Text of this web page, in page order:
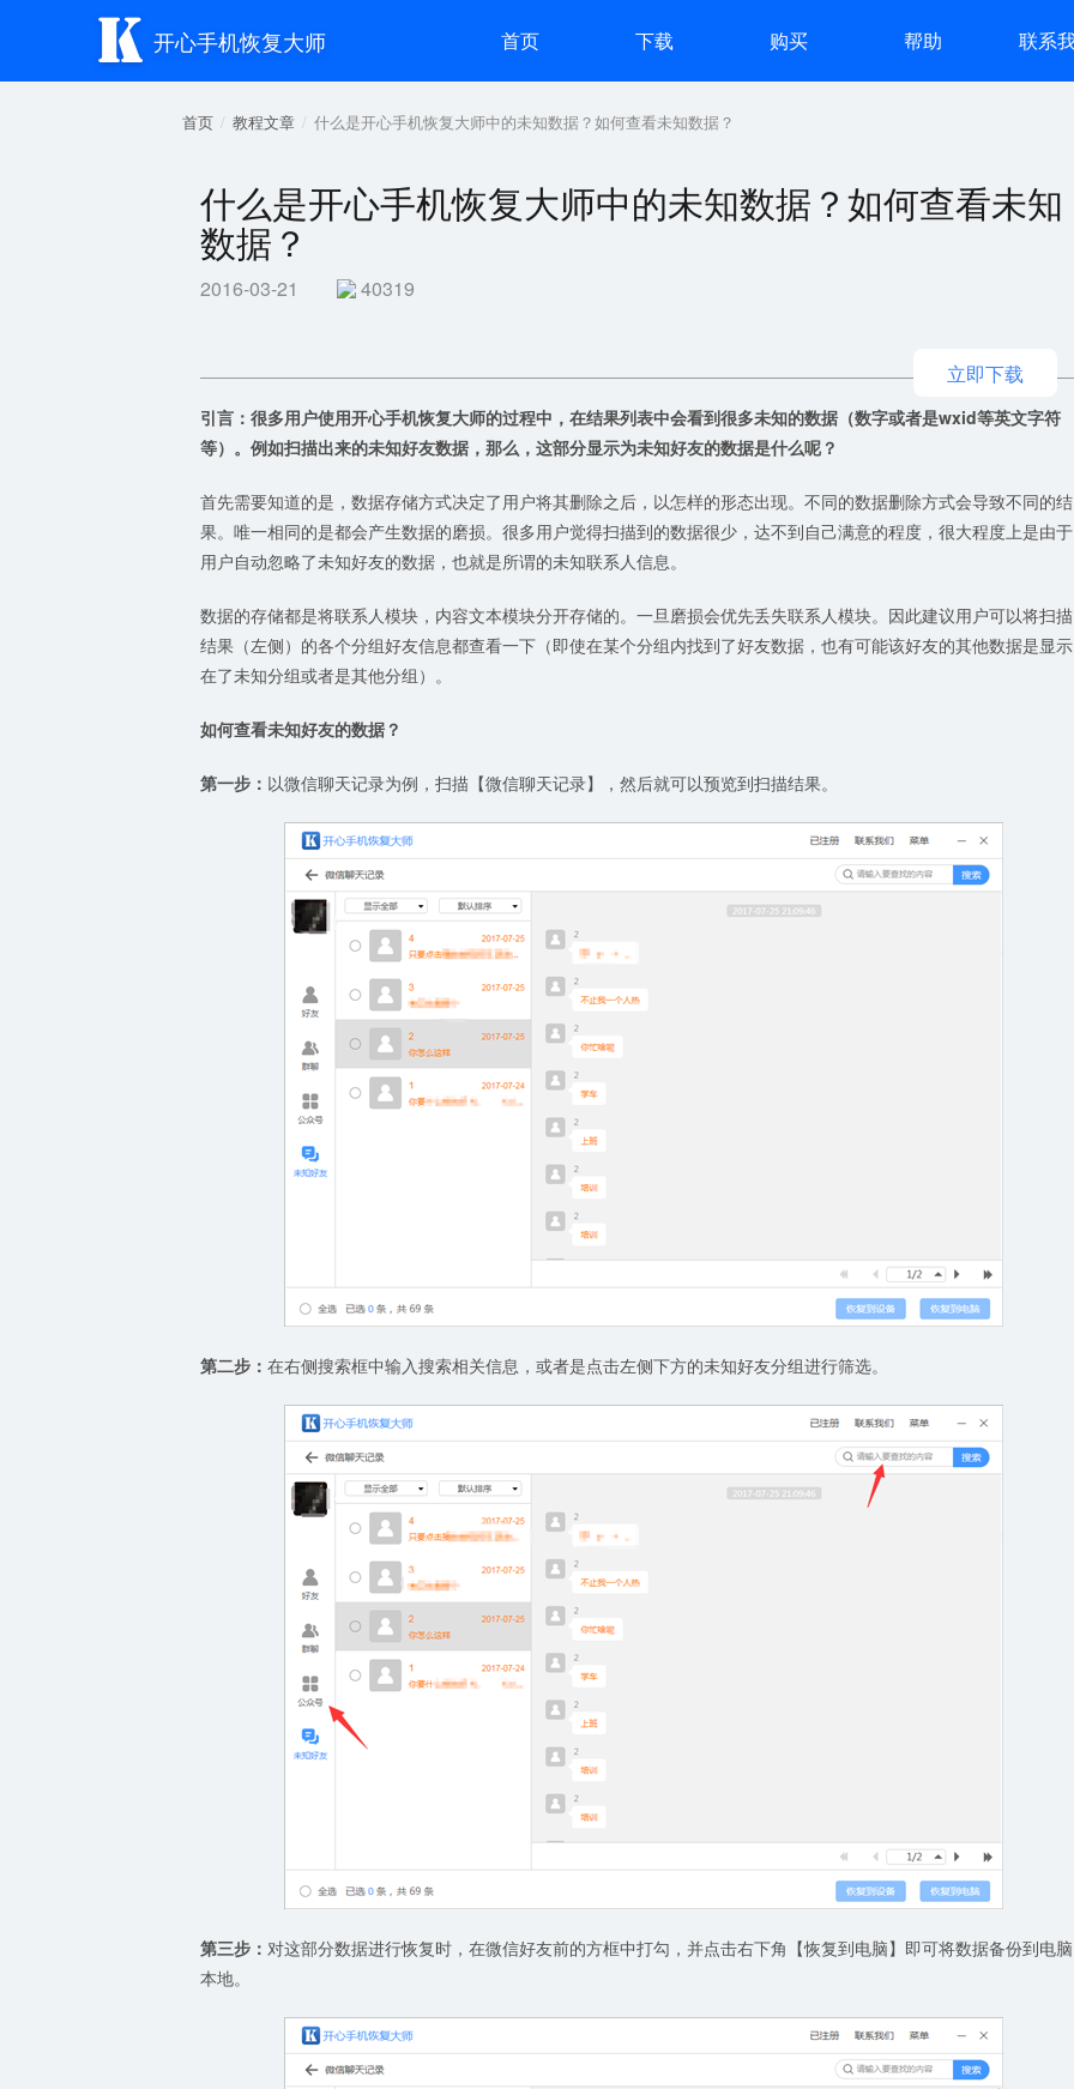
 开心手机恢复大师 首页 下载 购买 帮助 联系
首页 教程文章 什么是开心手机恢复大师中的未知数据？如何查看未知数据？
什么是开心手机恢复大师中的未知数据？如何查看未知
数据？
2016-03-21 40319
立即下载
引言：很多用户使用开心手机恢复大师的过程中，在结果列表中会看到很多未知的数据（数字或者是wxid等英文字符
等）。例如扫描出来的未知好友数据，那么，这部分显示为未知好友的数据是什么呢？
首先需要知道的是，数据存储方式决定了用户将其删除之后，以怎样的形态出现。不同的数据删除方式会导致不同的结
果。唯一相同的是都会产生数据的磨损。很多用户觉得扫描到的数据很少，达不到自己满意的程度，很大程度上是由于
用户自动忽略了未知好友的数据，也就是所谓的未知联系人信息。
数据的存储都是将联系人模块，内容文本模块分开存储的。一旦磨损会优先丢失联系人模块。因此建议用户可以将扫描
结果（左侧）的各个分组好友信息都查看一下（即使在某个分组内找到了好友数据，也有可能该好友的其他数据是显示
在了未知分组或者是其他分组）。
如何查看未知好友的数据？
第一步： 以微信聊天记录为例，扫描【微信聊天记录】，然后就可以预览到扫描结果。
第二步： 在右侧搜索框中输入搜索相关信息，或者是点击左侧下方的未知好友分组进行筛选。
第三步： 对这部分数据进行恢复时，在微信好友前的方框中打勾，并点击右下角【恢复到电脑】即可将数据备份到电脑
本地。